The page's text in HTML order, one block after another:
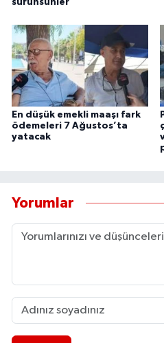
En düşük emekli maaşı fark
ödemeleri 7 Ağustos’ta
yatacak
Yorumlar
MUĞLA
UŞAK
YURT